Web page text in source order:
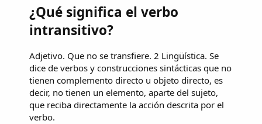
¿Qué significa el verbo
intransitivo?
Adjetivo. Que no se transfiere. 2 Lingüística. Se
dice de verbos y construcciones sintácticas que no
tienen complemento directo u objeto directo, es
decir, no tienen un elemento, aparte del sujeto,
que reciba directamente la acción descrita por el
verbo.